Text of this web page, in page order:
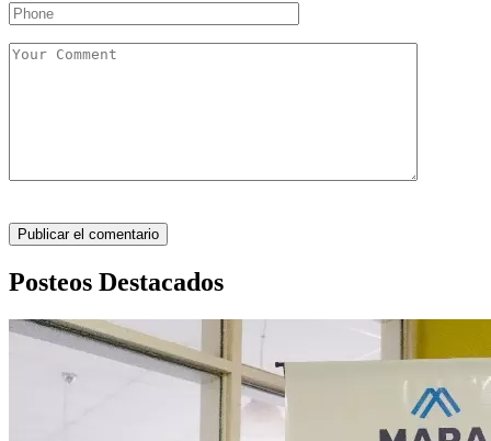
Posteos Destacados